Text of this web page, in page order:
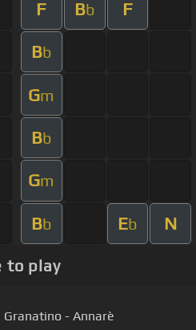
F Bb F
Bb
Gm
Bb
Gm
Bb Eb N
to play
Granatino - Annarè